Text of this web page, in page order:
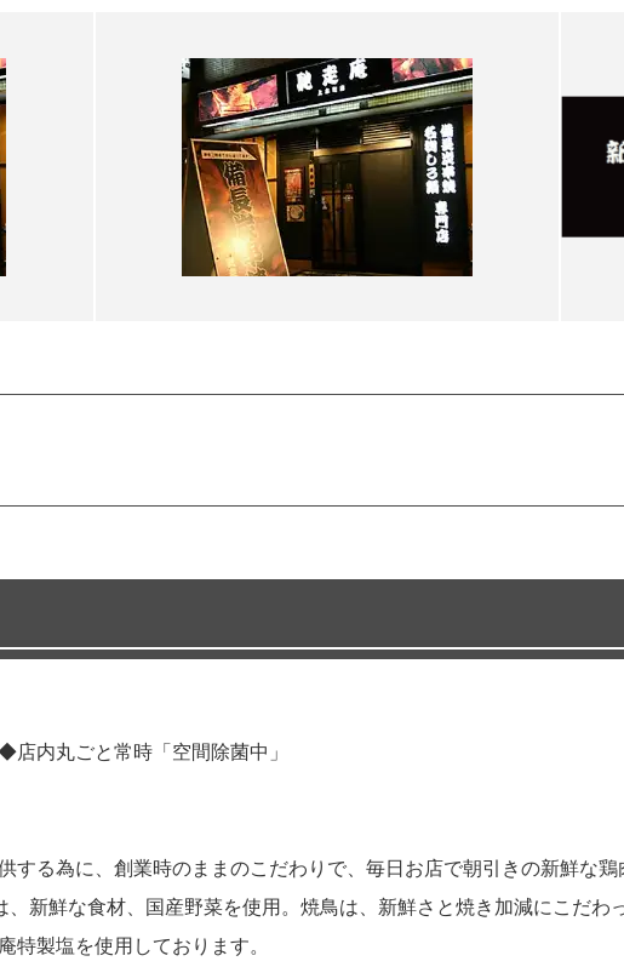
内丸ごと常時「空間除菌中」
する為に、創業時のままのこだわりで、毎日お店で朝引きの新鮮な
、新鮮な食材、国産野菜を使用。焼鳥は、新鮮さと焼き加減にこだ
製塩を使用しております。